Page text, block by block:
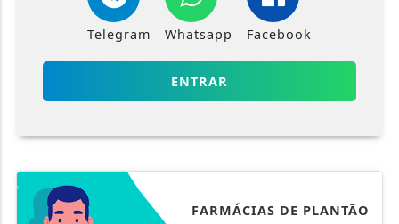
Telegram Whatsapp Facebook
ENTRAR
FARMÁCIAS DE PLANTÃO